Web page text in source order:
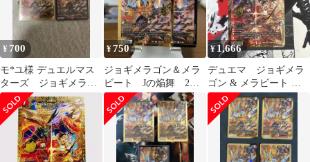
¥ 700
モ*ユ様 デュエルマス
ターズ ジョギメラゴ
ン&メラビート 〜Jの焔
舞〜 シクレ
¥750
ジョギメラゴン＆メラ
ビート Jの焔舞 2
枚 うち1枚はシークレ
ット
¥1,666
デュエマ ジョギメラ
ゴン & メラビート 〜J
の焔舞〜 シークレッ
ト シク